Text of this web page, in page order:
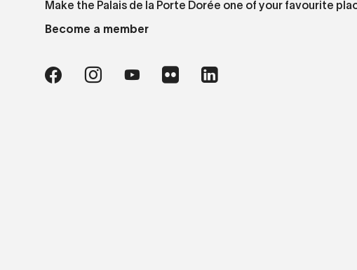
Make the Palais de la Porte Dorée one of your favourite
Become a member